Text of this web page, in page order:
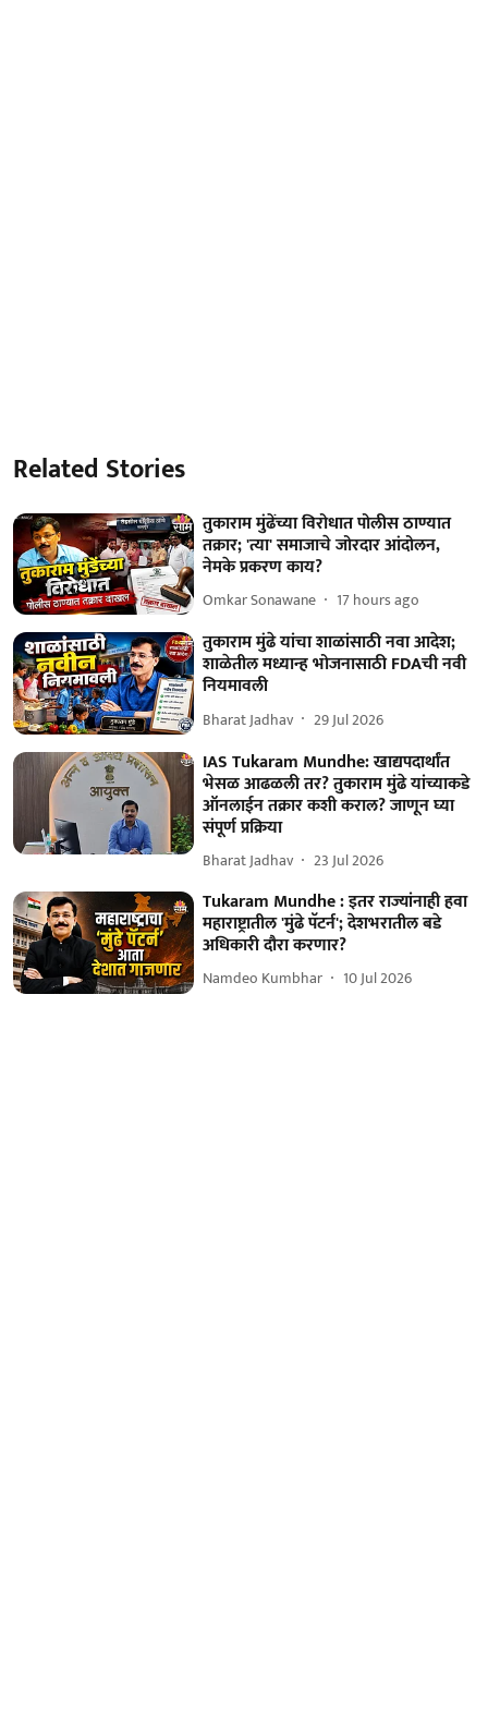
Related Stories
तुकाराम मुंढेंच्या विरोधात पोलीस ठाण्यात
तक्रार; 'त्या' समाजाचे जोरदार आंदोलन,
नेमके प्रकरण काय?
Omkar Sonawane 17 hours ago
तुकाराम मुंढे यांचा शाळांसाठी नवा आदेश;
शाळेतील मध्यान्ह भोजनासाठी FDAची नवी
नियमावली
Bharat Jadhav 29 Jul 2026
IAS Tukaram Mundhe: खाद्यपदार्थांत
भेसळ आढळली तर? तुकाराम मुंढे यांच्याकडे
ऑनलाईन तक्रार कशी कराल? जाणून घ्या
संपूर्ण प्रक्रिया
Bharat Jadhav 23 Jul 2026
Tukaram Mundhe : इतर राज्यांनाही हवा
महाराष्ट्रातील 'मुंढे पॅटर्न'; देशभरातील बडे
अधिकारी दौरा करणार?
Namdeo Kumbhar 10 Jul 2026